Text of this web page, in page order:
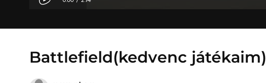
Battlefield(kedvenc játékaim)